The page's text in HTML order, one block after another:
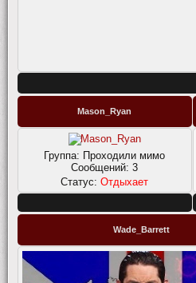
Mason_Ryan
Группа: Проходили мимо
Сообщений:3
Статус:Отдыхает
Wade_Barrett